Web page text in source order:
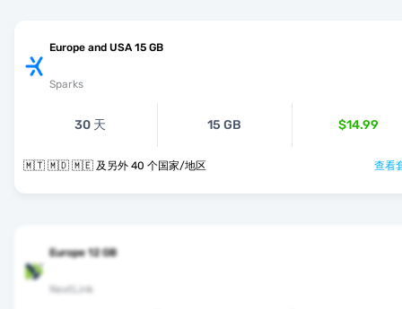
Europe and USA 15 GB
Sparks
30 天 15 GB $14.99
🇲🇹 🇲🇩 🇲🇪 及另外 40 个国家/地区 查看
Europe 12 GB
NextLink